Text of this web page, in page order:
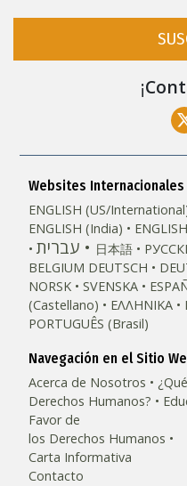
¡
Websites Internacionales
ENGLISH (US/
ENGLISH (India)
עברית 日本語
BELGIUM DEUTSCH
NORSK
SVENSKA
(Castellano)
ΕΛΛΗΝΙΚA
PORTUGUÊS (Brasil)‎
Navegación en el Sitio
Acerca de Nosotros
Derechos Humanos?
Favor de
los Derechos Humanos
Carta Informativa
Contacto